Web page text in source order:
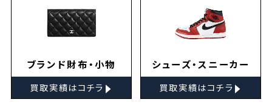
ブランド財布・小物
買取実績はコチラ ▸
シューズ・スニーカー
買取実績はコチラ ▸